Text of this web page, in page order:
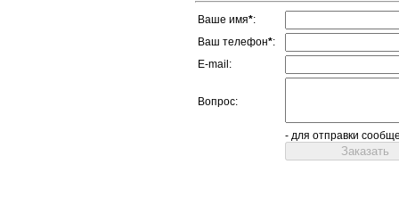
Ваше имя*:
Ваш телефон*:
E-mail:
Вопрос:
- для отправки